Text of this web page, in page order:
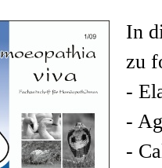
In
zu
-
-
-